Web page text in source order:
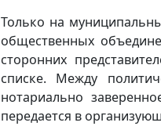
Только на
общественных
сторонних
списке. Между
нотариально
передается в